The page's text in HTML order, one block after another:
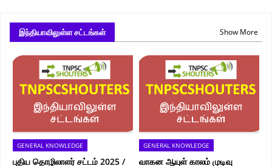
இந்தியாவிலுள்ள சட்டங்கள் Show More
GENERAL KNOWLEDGE
புதிய தொழிலாளர் சட்டம் 2025 /
GENERAL KNOWLEDGE
வாகன ஆயுள் காலம் முடிவு